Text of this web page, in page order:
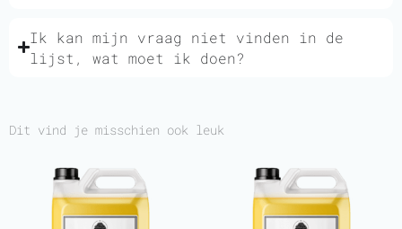
Ik kan mijn vraag niet vinden in de
lijst, wat moet ik doen?
Dit vind je misschien ook leuk